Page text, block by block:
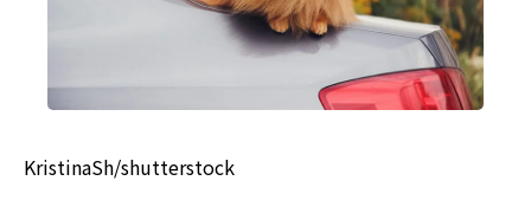
KristinaSh/shutterstock